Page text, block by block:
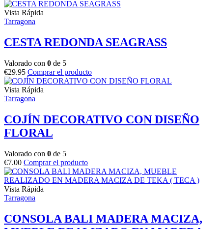
Vista Rápida
Tarragona
CESTA REDONDA SEAGRASS
Valorado con 0 de 5
€29.95 Comprar el producto
Vista Rápida
Tarragona
COJÍN DECORATIVO CON DISEÑO
FLORAL
Valorado con 0 de 5
€7.00 Comprar el producto
Vista Rápida
Tarragona
CONSOLA BALI MADERA MACIZA,